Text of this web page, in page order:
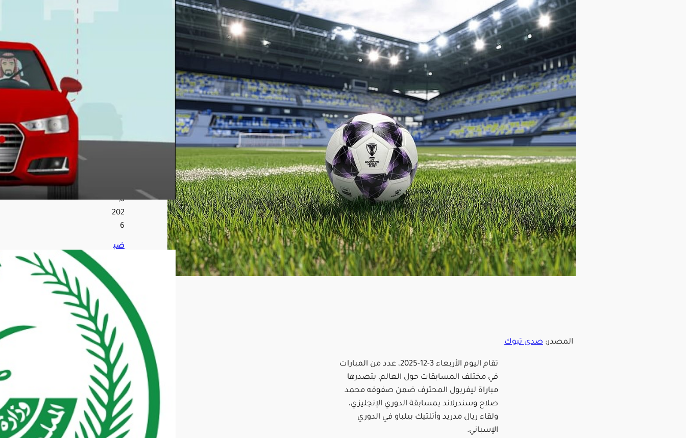
المصدر: صدى تبوك
تقام اليوم الأربعاء 3-12-2025، عدد من المبارات
في مختلف المسابقات حول العالم، يتصدرها
مباراة ليفربول المحترف ضمن صفوفه محمد
صلاح وسندرلاند بمسابقة الدوري الإنجليزي،
ولقاء ريال مدريد وأتلتيك بيلباو في الدوري
الإسباني.
8,
202
6
ضب
مخا
لفًا
لأن
الإق
امة
وال
عم
ل
وأم
ن
الح
دود
في